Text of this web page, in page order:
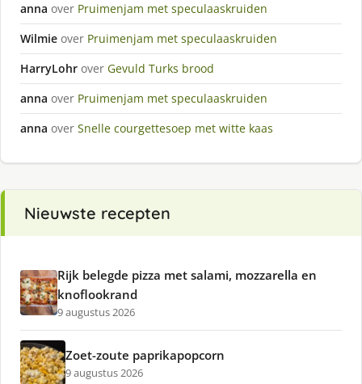
anna over Pruimenjam met speculaaskruiden
Wilmie over Pruimenjam met speculaaskruiden
HarryLohr over Gevuld Turks brood
anna over Pruimenjam met speculaaskruiden
anna over Snelle courgettesoep met witte kaas
Nieuwste recepten
Rijk belegde pizza met salami, mozzarella en
knoflookrand
9 augustus 2026
Zoet-zoute paprikapopcorn
9 augustus 2026